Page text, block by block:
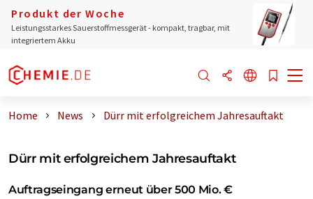
Produkt der Woche
Leistungsstarkes Sauerstoffmessgerät - kompakt, tragbar, mit
integriertem Akku
Home News Dürr mit erfolgreichem Jahresauftakt
Dürr mit erfolgreichem Jahresauftakt
Auftragseingang erneut über 500 Mio. €